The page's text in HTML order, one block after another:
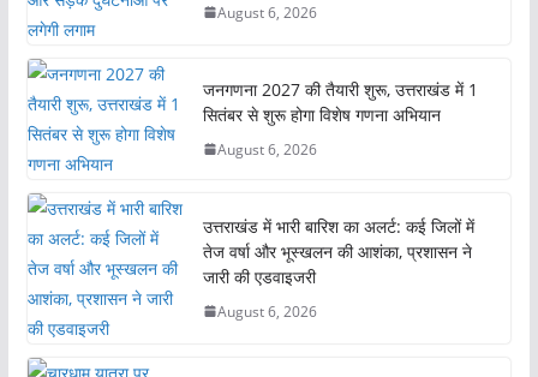
August 6, 2026
जनगणना 2027 की तैयारी शुरू, उत्तराखंड में 1
सितंबर से शुरू होगा विशेष गणना अभियान
August 6, 2026
उत्तराखंड में भारी बारिश का अलर्ट: कई जिलों में
तेज वर्षा और भूस्खलन की आशंका, प्रशासन ने
जारी की एडवाइजरी
August 6, 2026